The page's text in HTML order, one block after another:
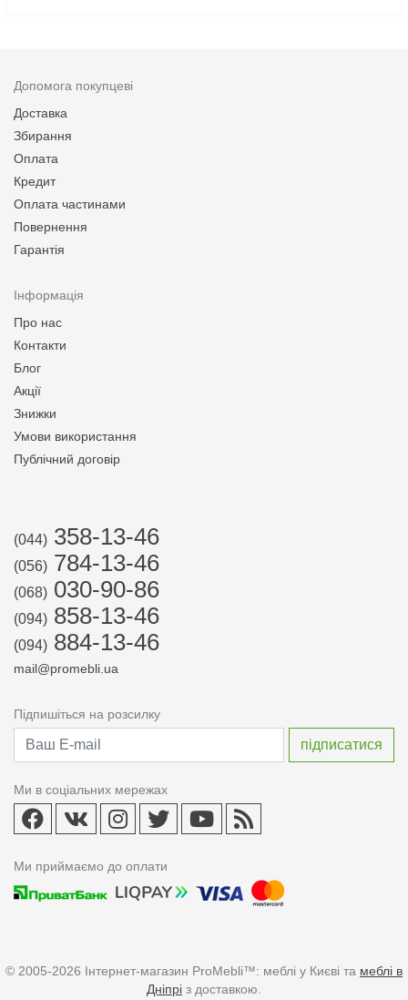
Допомога покупцеві
Доставка
Збирання
Оплата
Кредит
Оплата частинами
Повернення
Гарантія
Інформація
Про нас
Контакти
Блог
Акції
Знижки
Умови використання
Публічний договір
(044) 358-13-46
(056) 784-13-46
(068) 030-90-86
(094) 858-13-46
(094) 884-13-46
mail@promebli.ua
Підпишіться на розсилку
Ми в соціальних мережах
Ми приймаємо до оплати
© 2005-2026 Інтернет-магазин ProMebli™: меблі у Києві та меблі в
Дніпрі з доставкою.